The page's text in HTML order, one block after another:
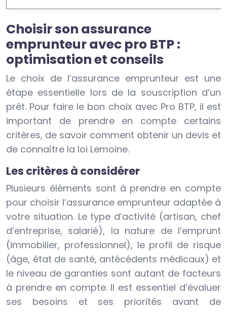
Choisir son assurance
emprunteur avec pro BTP :
optimisation et conseils
Le choix de l’assurance emprunteur est une
étape essentielle lors de la souscription d’un
prêt. Pour faire le bon choix avec Pro BTP, il est
important de prendre en compte certains
critères, de savoir comment obtenir un devis et
de connaître la loi Lemoine.
Les critères à considérer
Plusieurs éléments sont à prendre en compte
pour choisir l’assurance emprunteur adaptée à
votre situation. Le type d’activité (artisan, chef
d’entreprise, salarié), la nature de l’emprunt
(immobilier, professionnel), le profil de risque
(âge, état de santé, antécédents médicaux) et
le niveau de garanties sont autant de facteurs
à prendre en compte. Il est essentiel d’évaluer
ses besoins et ses priorités avant de